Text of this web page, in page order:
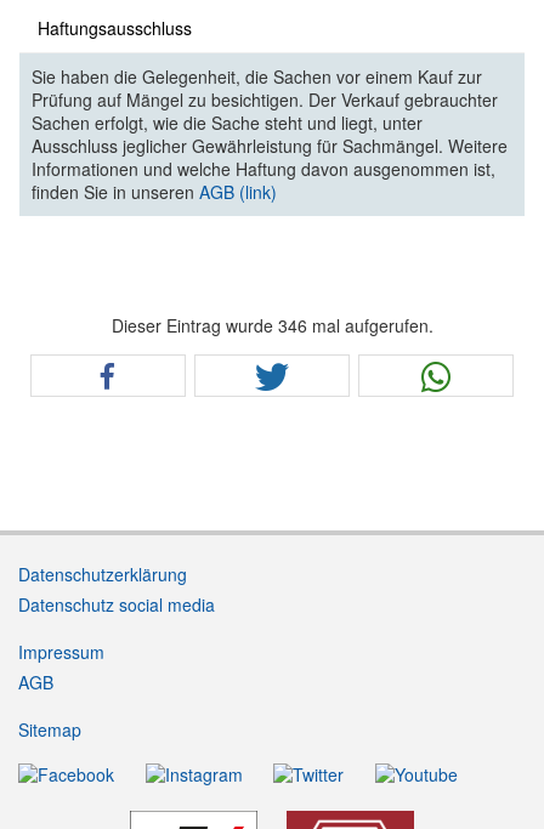
Haftungsausschluss
Sie haben die Gelegenheit, die Sachen vor einem Kauf zur
Prüfung auf Mängel zu besichtigen. Der Verkauf gebrauchter
Sachen erfolgt, wie die Sache steht und liegt, unter
Ausschluss jeglicher Gewährleistung für Sachmängel. Weitere
Informationen und welche Haftung davon ausgenommen ist,
finden Sie in unseren AGB (link)
Dieser Eintrag wurde 346 mal aufgerufen.
Datenschutzerklärung
Datenschutz social media
Impressum
AGB
Sitemap